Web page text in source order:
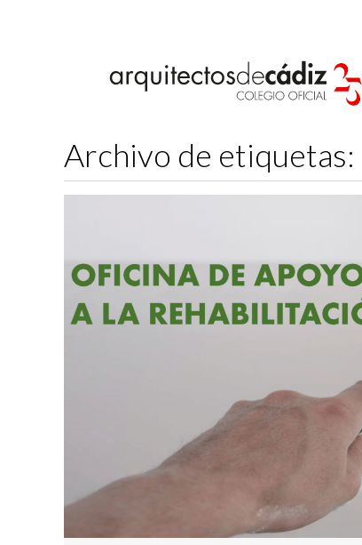
Archivo de etiquetas: